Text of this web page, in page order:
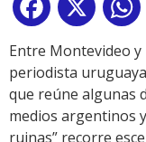
Facebook
X
Entre Montevideo
periodista
que reúne algunas
medios argentinos
ruinas” recorre